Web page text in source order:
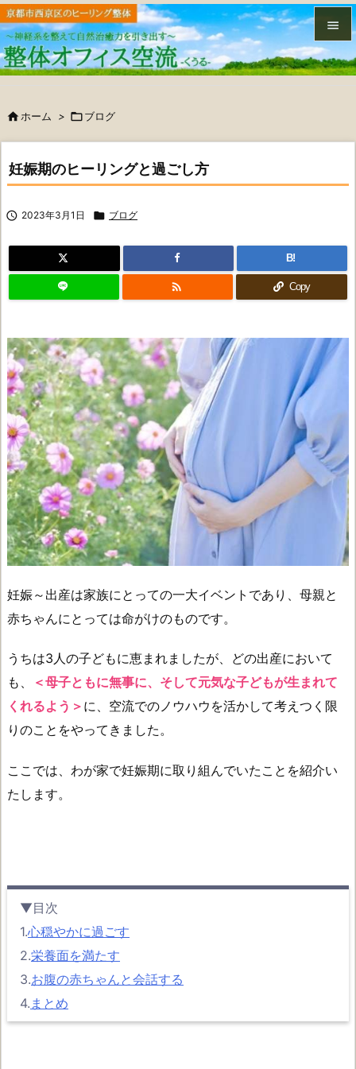


メニュ


検索
 ホーム > ブログ
妊娠期のヒーリングと過ごし方
 2023年3月1日  ブログ
B!
 Copy
妊娠～出産は家族にとっての一大イベントであり、母親と
赤ちゃんにとっては命がけのものです。
うちは3人の子どもに恵まれましたが、どの出産において
も、
＜母子ともに無事に、そして元気な子どもが生まれて
くれるよう＞ に、空流でのノウハウを活かして考えつく限
りのことをやってきました。
ここでは、わが家で妊娠期に取り組んでいたことを紹介い
たします。
▼目次
1.心穏やかに過ごす
2.栄養面を満たす
3.お腹の赤ちゃんと会話する
4. まとめ